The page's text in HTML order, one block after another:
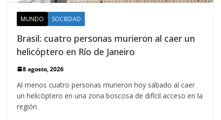
MUNDO SOCIEDAD
Brasil: cuatro personas murieron al caer un
helicóptero en Río de Janeiro
8 agosto, 2026
Al menos cuatro personas murieron hoy sábado al caer
un helicóptero en una zona boscosa de difícil acceso en la
región